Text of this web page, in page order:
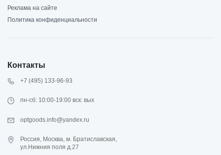
Реклама на сайте
Политика конфиденциальности
Контакты
+7 (495) 133-96-93
пн-сб: 10:00-19:00 вск: вых
optgoods.info@yandex.ru
Россия, Москва, м. Братиславская,
ул.Нижния поля д.27